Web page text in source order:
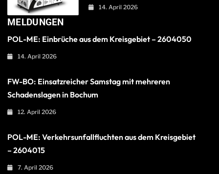
14. April 2026
MELDUNGEN
POL-ME: Einbrüche aus dem Kreisgebiet – 2604050
14. April 2026
FW-BO: Einsatzreicher Samstag mit mehreren
Schadenslagen in Bochum
12. April 2026
POL-ME: Verkehrsunfallfluchten aus dem Kreisgebiet
– 2604015
7. April 2026